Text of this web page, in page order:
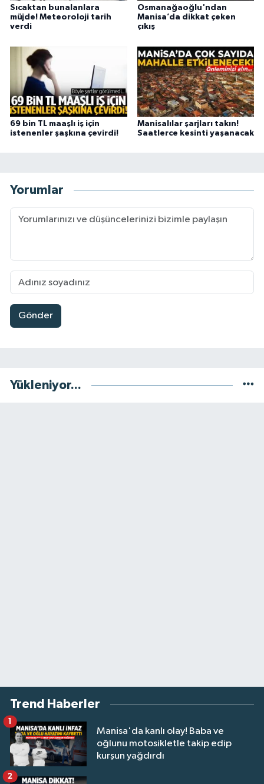
Sıcaktan bunalanlara
müjde! Meteoroloji tarih
verdi
Osmanağaoğlu'ndan
Manisa’da dikkat çeken
çıkış
69 bin TL maaşlı iş için
istenenler şaşkına çevirdi!
Manisalılar şarjları takın!
Saatlerce kesinti yaşanacak
Yorumlar
Gönder
Yükleniyor...
Trend Haberler
Manisa'da kanlı olay! Baba ve
oğlunu motosikletle takip edip
kurşun yağdırdı
1
2